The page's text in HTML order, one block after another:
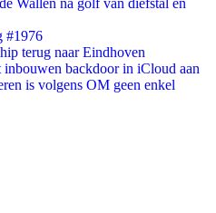
Wallen na golf van diefstal en
#1976
terug naar Eindhoven
backdoor in iCloud aan
is volgens OM geen enkel